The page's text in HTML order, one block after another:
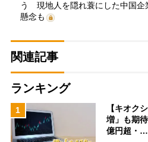
う 現地人を隠れ蓑にした中国企
懸念も
関連記事
ランキング
1
【キオク
増」も期
億円超・…